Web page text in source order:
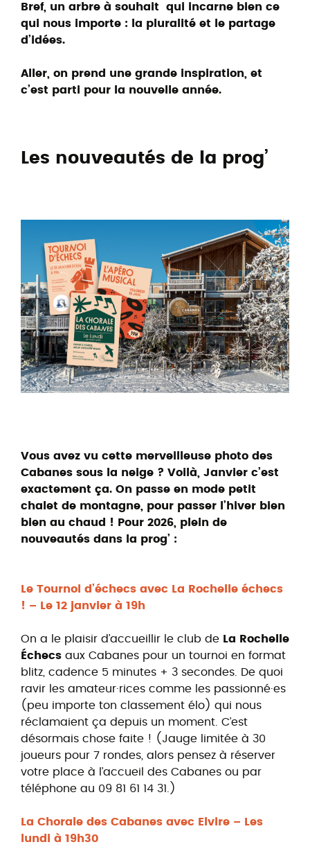
Bref, un arbre à souhait qui incarne bien ce
qui nous importe : la pluralité et le partage
d’idées.
Aller, on prend une grande inspiration, et
c’est parti pour la nouvelle année.
Les nouveautés de la prog’
Vous avez vu cette merveilleuse photo des
Cabanes sous la neige ? Voilà, Janvier c’est
exactement ça. On passe en mode petit
chalet de montagne, pour passer l’hiver bien
bien au chaud ! Pour 2026, plein de
nouveautés dans la prog’ :
Le Tournoi d’échecs avec La Rochelle échecs
! – Le 12 janvier à 19h
On a le plaisir d’accueillir le club de La Rochelle
Échecs aux Cabanes pour un tournoi en format
blitz, cadence 5 minutes + 3 secondes. De quoi
ravir les amateur·rices comme les passionné·es
(peu importe ton classement élo) qui nous
réclamaient ça depuis un moment. C’est
désormais chose faite ! (Jauge limitée à 30
joueurs pour 7 rondes, alors pensez à réserver
votre place à l’accueil des Cabanes ou par
téléphone au 09 81 61 14 31.)
La Chorale des Cabanes avec Elvire – Les
lundi à 19h30